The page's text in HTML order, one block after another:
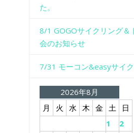
た。
8/1 GOGOサイクリング＆
会のお知らせ
7/31 モーコン&easyサイ
2026年8月
月
火 水 木 金 土
日
1
2